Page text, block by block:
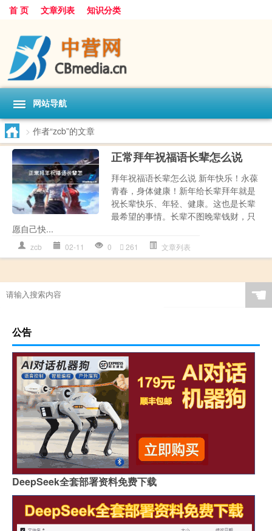
首 页 文章列表 知识分类
网站导航
> 作者“zcb”的文章
正常拜年祝福语长辈怎么说
拜年祝福语长辈怎么说 新年快乐！永葆
青春，身体健康！新年给长辈拜年就是
祝长辈快乐、年轻、健康。这也是长辈
最希望的事情。长辈不图晚辈钱财，只
愿自己快...
zcb 02-11 0 261 文章列表
☚
公告
DeepSeek全套部署资料免费下载